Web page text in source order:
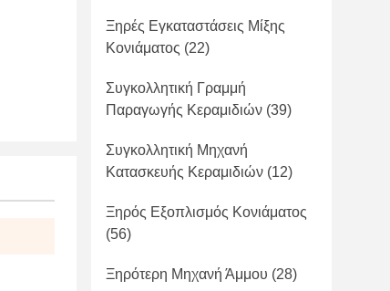
Ξηρές Εγκαταστάσεις Μίξης
Κονιάματος (22)
Συγκολλητική Γραμμή
Παραγωγής Κεραμιδιών (39)
Συγκολλητική Μηχανή
Κατασκευής Κεραμιδιών (12)
Ξηρός Εξοπλισμός Κονιάματος
(56)
Ξηρότερη Μηχανή Άμμου (28)